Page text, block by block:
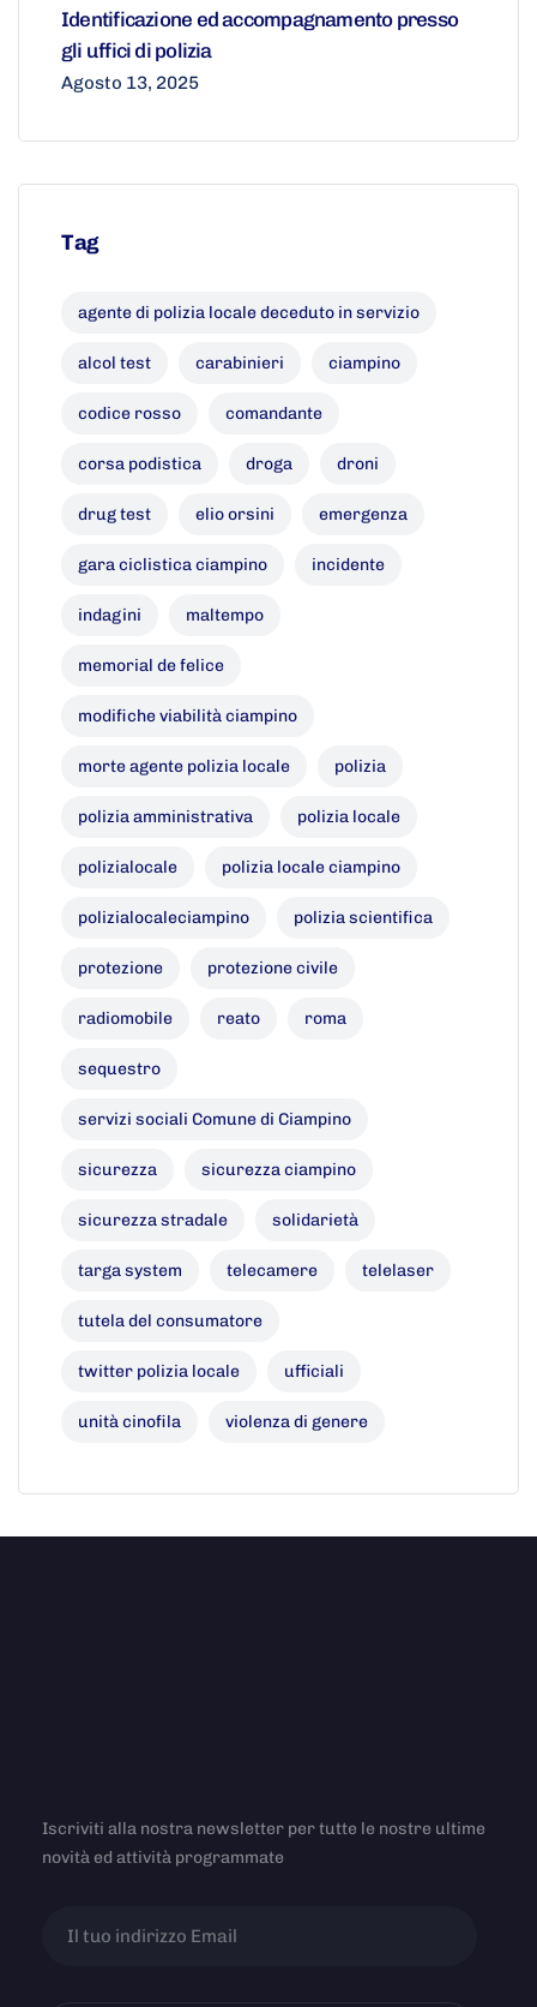
Identificazione ed accompagnamento presso
gli uffici di polizia
Agosto 13, 2025
Tag
agente di polizia locale deceduto in servizio
alcol test carabinieri ciampino
codice rosso comandante
corsa podistica droga droni
drug test elio orsini emergenza
gara ciclistica ciampino incidente
indagini maltempo
memorial de felice
modifiche viabilità ciampino
morte agente polizia locale polizia
polizia amministrativa polizia locale
polizialocale polizia locale ciampino
polizialocaleciampino polizia scientifica
protezione protezione civile
radiomobile reato roma
sequestro
servizi sociali Comune di Ciampino
sicurezza sicurezza ciampino
sicurezza stradale solidarietà
targa system telecamere telelaser
tutela del consumatore
twitter polizia locale ufficiali
unità cinofila violenza di genere
Iscriviti alla nostra newsletter per tutte le nostre ultime
novità ed attività programmate